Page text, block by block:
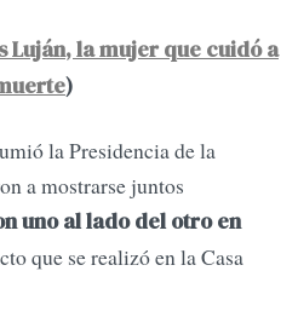
Luján, la mujer que cuidó a
)
la Presidencia de la
a mostrarse juntos
uno al lado del otro en
que se realizó en la Casa